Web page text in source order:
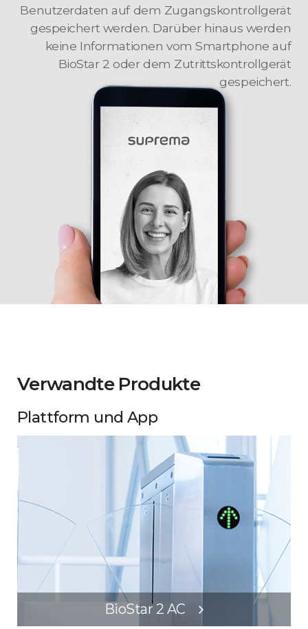
Benutzerdaten auf dem Zugangskontrollgerät
gespeichert werden. Darüber hinaus werden
keine Informationen vom Smartphone auf
BioStar 2 oder dem Zutrittskontrollgerät
gespeichert.
Verwandte Produkte
Plattform und App
BioStar 2 AC